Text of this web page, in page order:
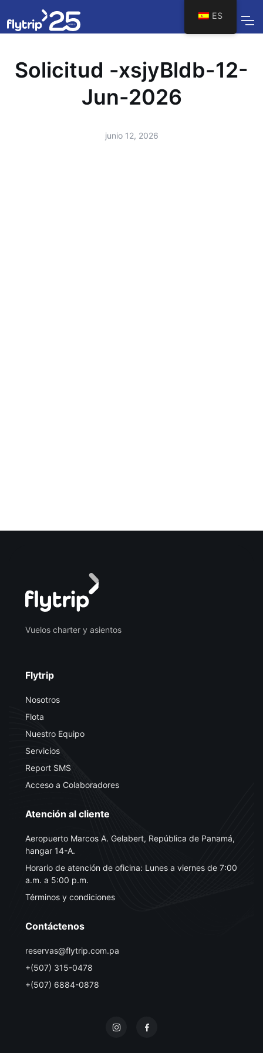
Solicitud -xsjyBldb-12-
Jun-2026
junio 12, 2026
Vuelos charter y asientos
Flytrip
Nosotros
Flota
Nuestro Equipo
Servicios
Report SMS
Acceso a Colaboradores
Atención al cliente
Aeropuerto Marcos A. Gelabert, República de Panamá,
hangar 14-A.
Horario de atención de oficina: Lunes a viernes de 7:00
a.m. a 5:00 p.m.
Términos y condiciones
Contáctenos
reservas@flytrip.com.pa
+(507) 315-0478
+(507) 6884-0878
ES